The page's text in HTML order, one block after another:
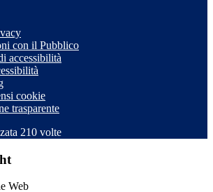
con il Pubblico
accessibilità
cookie
trasparente
210 volte